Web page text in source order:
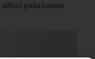
pada banner